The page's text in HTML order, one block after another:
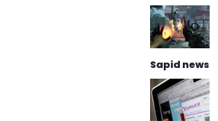
Sapid news